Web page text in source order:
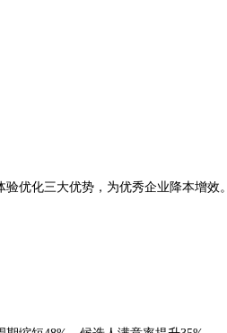
优化三大优势，为优秀企业降本增效。